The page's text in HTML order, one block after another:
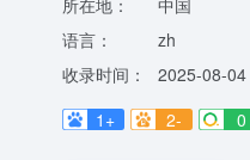
所在地：
中国
语言：
zh
收录时间：
2025-08-04
1+
2- 0